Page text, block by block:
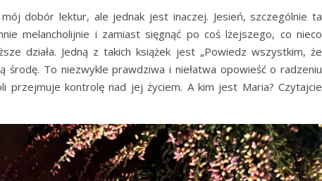
dobór lektur, ale jednak jest inaczej. Jesień, szczególnie ta
melancholijnie i zamiast sięgnąć po coś lżejszego, co nieco
działa. Jedną z takich książek jest „Powiedz wszystkim, że
środę. To niezwykle prawdziwa i niełatwa opowieść o radzeniu
kontrolę nad jej życiem. A kim jest Maria? Czytajcie